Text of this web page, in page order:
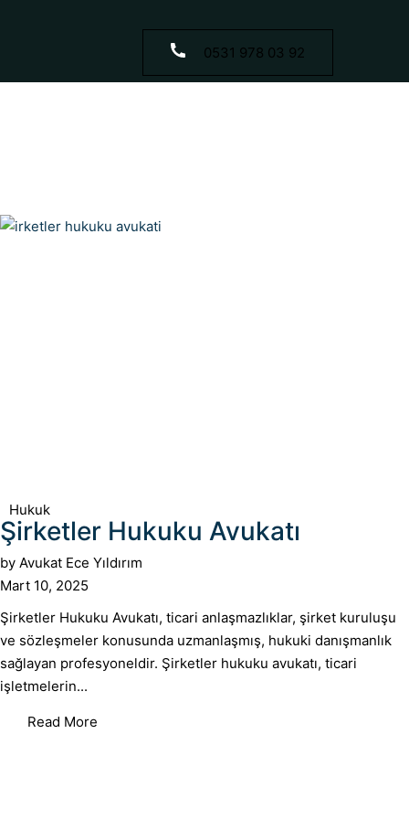
0531 978 03 92
Hukuk
Şirketler Hukuku Avukatı
by Avukat Ece Yıldırım
Mart 10, 2025
Şirketler Hukuku Avukatı, ticari anlaşmazlıklar, şirket kuruluşu
ve sözleşmeler konusunda uzmanlaşmış, hukuki danışmanlık
sağlayan profesyoneldir. Şirketler hukuku avukatı, ticari
işletmelerin...
Read More